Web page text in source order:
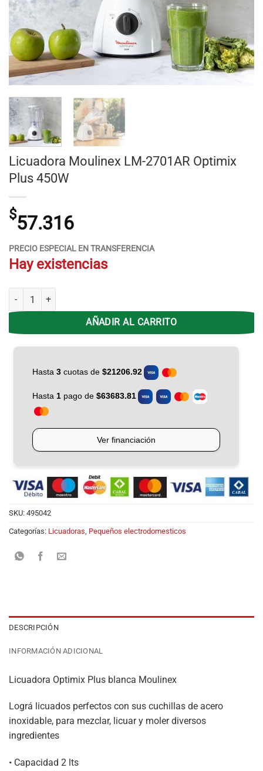
Licuadora Moulinex LM-2701AR Optimix
Plus 450W
$57.316
PRECIO ESPECIAL EN TRANSFERENCIA
Hay existencias
Licuadora Moulinex LM-2701AR Optimix Plus 450W cantidad
AÑADIR AL CARRITO
SKU: 495042
Categorías: Licuadoras Pequeños electrodomesticos
DESCRIPCIÓN
INFORMACIÓN ADICIONAL
Licuadora Optimix Plus blanca Moulinex
Lográ licuados perfectos con sus cuchillas de acero
inoxidable, para mezclar, licuar y moler diversos
ingredientes
• Capacidad 2 lts